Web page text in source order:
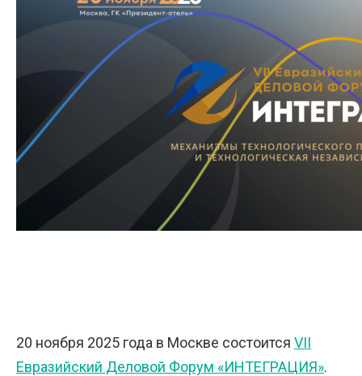
20 ноября 2025 года в Москве состоится VII
Евразийский Деловой Форум «ИНТЕГРАЦИЯ».